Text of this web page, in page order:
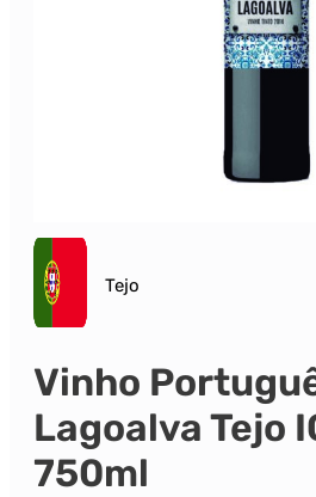
Tejo
Vinho
Lagoalva Tejo
750ml